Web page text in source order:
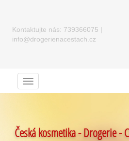
Kontaktujte nás: 739366075 |
info@drogerienacestach.cz
Menu
Česká kosmetika - Drogerie -